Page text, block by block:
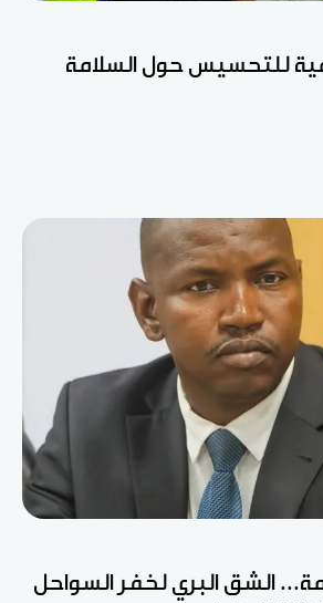
للتحسيس حول السلامة
الشق البري لخفر السواحل